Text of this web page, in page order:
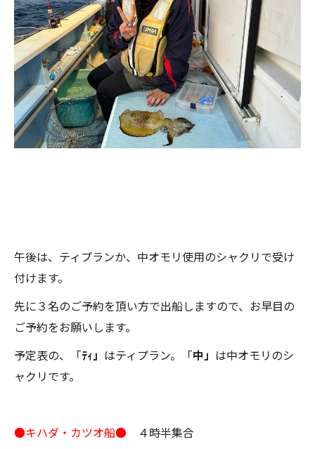
午後は、ティプランか、中オモリ使用のシャクリで受け
付けます。
先に３名のご予約を頂い方で出船しますので、お早目の
ご予約をお願いします。
予定表の、「ﾃｨ」 はティプラン。「中」 は中オモリのシ
ャクリです。
●キハダ・カツオ船●
４時半集合